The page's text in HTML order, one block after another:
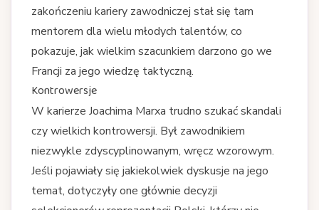
zakończeniu kariery zawodniczej stał się tam
mentorem dla wielu młodych talentów, co
pokazuje, jak wielkim szacunkiem darzono go we
Francji za jego wiedzę taktyczną.
Kontrowersje
W karierze Joachima Marxa trudno szukać skandali
czy wielkich kontrowersji. Był zawodnikiem
niezwykle zdyscyplinowanym, wręcz wzorowym.
Jeśli pojawiały się jakiekolwiek dyskusje na jego
temat, dotyczyły one głównie decyzji